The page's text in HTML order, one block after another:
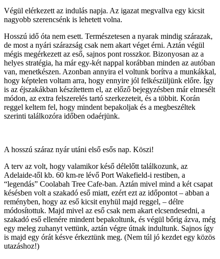
Végül elérkezett az indulás napja. Az igazat megvallva egy kicsit
nagyobb szerencsénk is lehetett volna.
Hosszú idő óta nem esett. Természetesen a nyarak mindig szárazak,
de most a nyári szárazság csak nem akart véget érni. Aztán végül
mégis megérkezett az eső, sajnos pont rosszkor. Bizonyosan az a
helyes stratégia, ha már egy-két nappal korábban minden az autóban
van, menetkészen. Azonban annyira el voltunk borítva a munkákkal,
hogy képtelen voltam arra, hogy ennyire jól felkészüljünk előre. Így
is az éjszakákban készítettem el, az előző bejegyzésben már elmesélt
módon, az extra felszerelés tartó szerkezeteit, és a többit. Korán
reggel keltem fel, hogy mindent bepakoljak és a megbeszéltek
szerinti találkozóra időben odaérjünk.
A hosszú száraz nyár utáni első esős nap. Köszi!
A terv az volt, hogy valamikor késő délelőtt találkozunk, az
Adelaide-től kb. 60 km-re lévő Port Wakefield-i restiben, a
“legendás” Coolabah Tree Cafe-ban. Aztán mivel mind a két csapat
késésben volt a szakadó eső miatt, ezért ezt az időpontot – abban a
reményben, hogy az eső kicsit enyhül majd reggel, – délre
módosítottuk. Majd mivel az eső csak nem akart elcsendesedni, a
szakadó eső ellenére mindent bepakoltunk, és végül bőrig ázva, még
egy meleg zuhanyt vettünk, aztán végre útnak indultunk. Sajnos így
is majd egy órát késve érkeztünk meg. (Nem túl jó kezdet egy közös
utazáshoz!)